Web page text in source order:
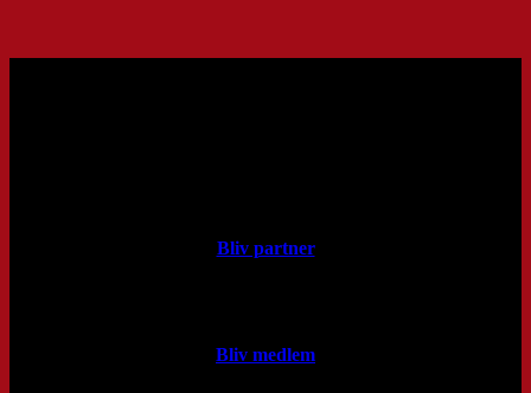
Bliv partner
Bliv medlem